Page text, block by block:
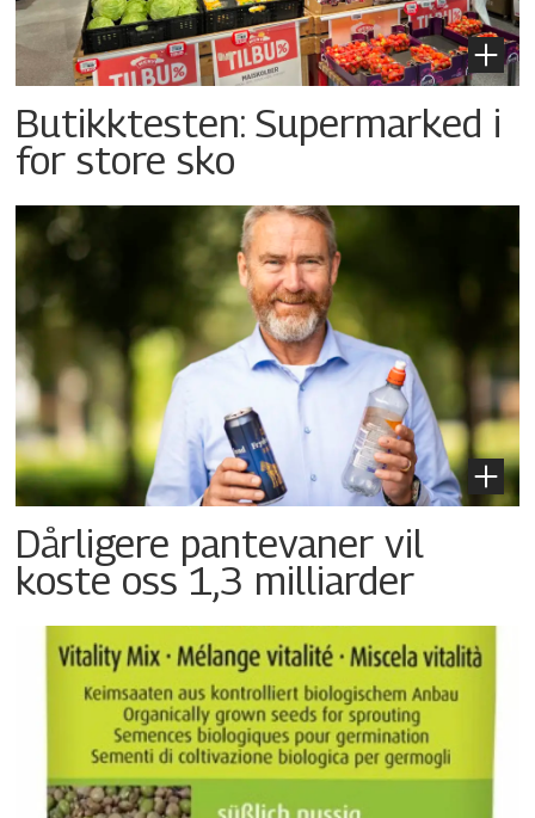
Butikktesten: Supermarked i
for store sko
Dårligere pantevaner vil
koste oss 1,3 milliarder